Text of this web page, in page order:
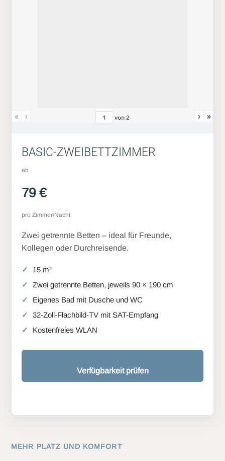
« ‹ von 2 › »
BASIC-ZWEIBETTZIMMER
ab
79 €
pro Zimmer/Nacht
Zwei getrennte Betten – ideal für Freunde,
Kollegen oder Durchreisende.
15 m²
Zwei getrennte Betten, jeweils 90 × 190 cm
Eigenes Bad mit Dusche und WC
32-Zoll-Flachbild-TV mit SAT-Empfang
Kostenfreies WLAN
Verfügbarkeit prüfen
MEHR PLATZ UND KOMFORT